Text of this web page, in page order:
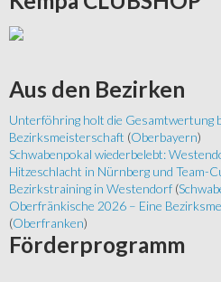
Aus den Bezirken
Unterföhring holt die Gesamtwertung
Bezirksmeisterschaft (Oberbayern)
Schwabenpokal wiederbelebt:
Hitzeschlacht in Nürnberg und Team-
Bezirkstraining in Westendorf (
Oberfränkische 2026 – Eine
(Oberfranken)
Förderprogramm